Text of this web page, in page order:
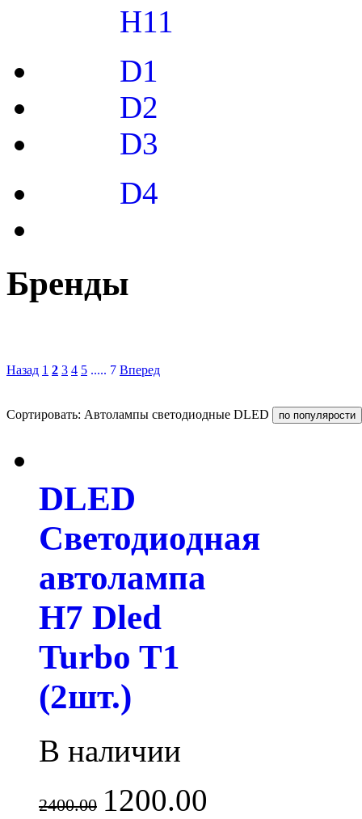
H11
D1
D2
D3
D4
Бренды
Назад 1 2 3 4 5 ..... 7 Вперед
Сортировать: Автолампы светодиодные DLED
DLED
Светодиодная
автолампа
H7 Dled
Turbo T1
(2шт.)
В наличии
2400.00 1200.00